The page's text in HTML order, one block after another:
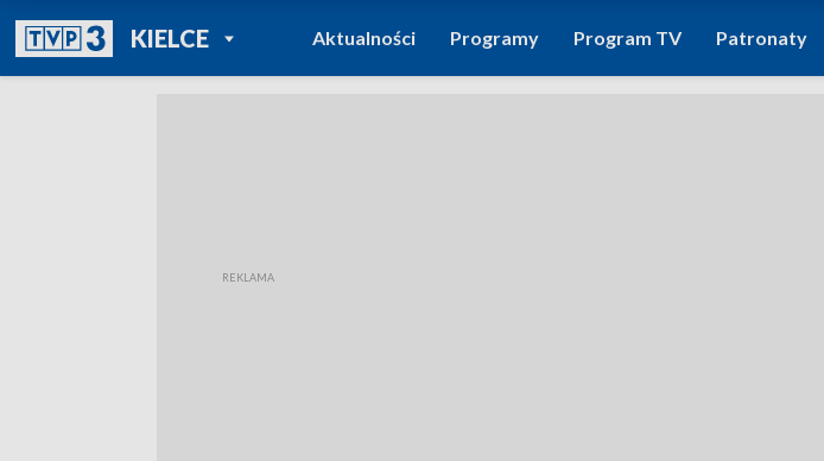
KIELCEPOWRÓT DO
TVP REGIONY
Aktualności Programy Program TV Patronaty